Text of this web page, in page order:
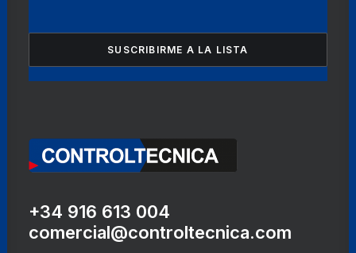
+34 916 613 004
comercial@controltecnica.com